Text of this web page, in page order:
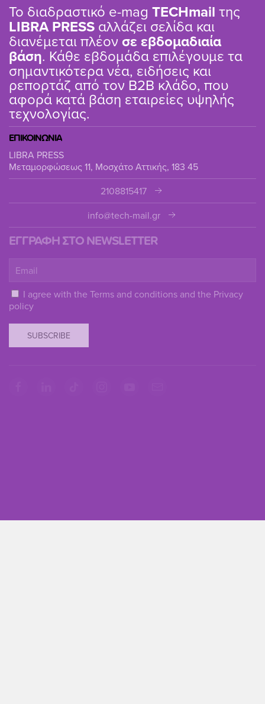
Το διαδραστικό e-mag TΕCHmail της
LIBRA PRESS αλλάζει σελίδα και
διανέμεται πλέον σε εβδομαδιαία
βάση. Κάθε εβδομάδα επιλέγουμε τα
σημαντικότερα νέα, ειδήσεις και
ρεπορτάζ από τον B2B κλάδο, που
αφορά κατά βάση εταιρείες υψηλής
τεχνολογίας.
ΕΠΙΚΟΙΝΩΝΙΑ
LIBRA PRESS
Μεταμορφώσεως 11, Μοσχάτο Αττικής, 183 45
2108815417
info@tech-mail.gr
ΕΓΓΡΑΦΗ ΣΤΟ NEWSLETTER
I agree with the Terms and conditions and the Privacy
policy
SUBSCRIBE